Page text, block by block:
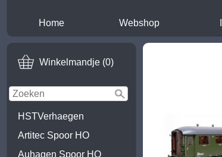
Home Webshop
Winkelmandje (0)
HSTVerhaegen
Artitec Spoor HO
Auhagen Spoor HO